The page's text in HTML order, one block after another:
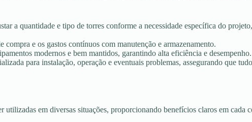
a quantidade e tipo de torres conforme a necessidade específica do
compra e os gastos contínuos com manutenção e armazenamento.
modernos e bem mantidos, garantindo alta eficiência e desempenho.
para instalação, operação e eventuais problemas, assegurando que
utilizadas em diversas situações, proporcionando benefícios claros em cada